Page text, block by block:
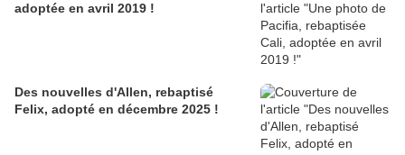
adoptée en avril 2019 !
Des nouvelles d'Allen, rebaptisé
Felix, adopté en décembre 2025 !